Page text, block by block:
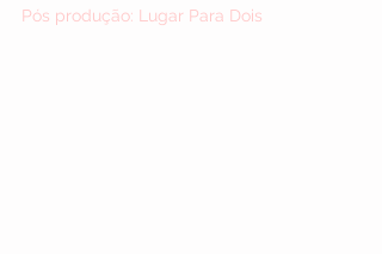
Pós produção: Lugar Para Dois